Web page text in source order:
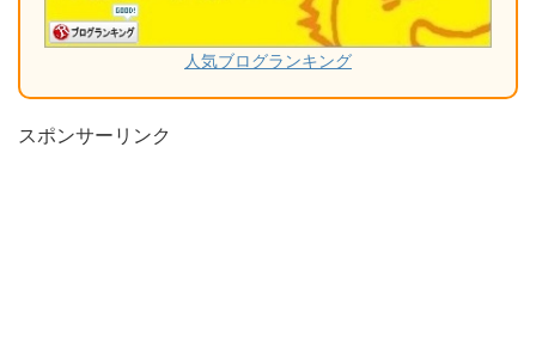
人気ブログランキング
スポンサーリンク